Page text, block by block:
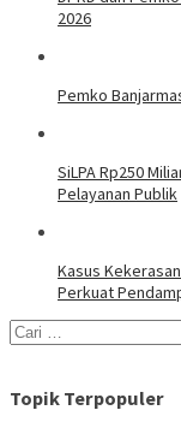
2026
Pemko
SiLPA Rp250
Pelayanan Publik
Kasus
Perkuat
Cari
untuk:
Topik Terpopuler